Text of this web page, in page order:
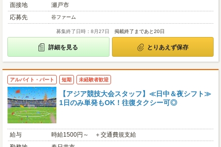
面接地
瀬戸市
応募先
谷ファーム
募集終了日時：8月27日 掲載終了まであと20日
詳細を見る とりあえず保存
アルバイト・パート 短期 未経験者歓迎
【アジア競技大会スタッフ】≪日中＆夜シフト≫
1日のみ単発もOK！往復タクシー可◎
給与
時給1500円～ ＋交通費規支給